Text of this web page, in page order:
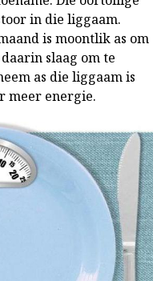
in die liggaam.
is moontlik as om
slaag om te
as die liggaam is
meer energie.